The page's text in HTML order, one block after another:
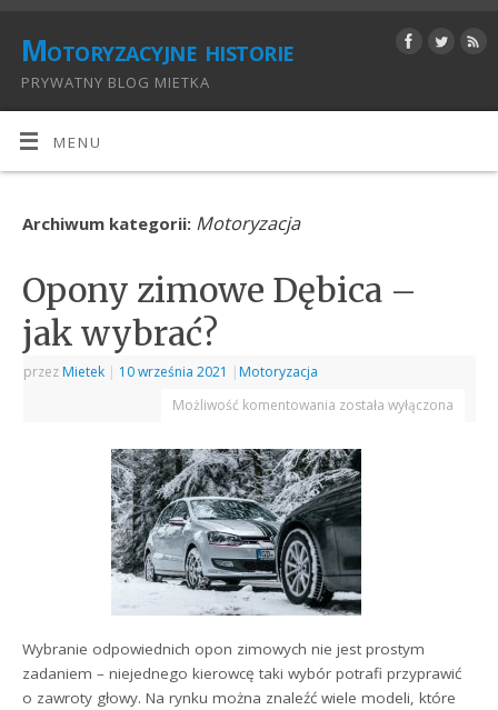
Motoryzacyjne historie
PRYWATNY BLOG MIETKA
MENU
Archiwum kategorii: Motoryzacja
Opony zimowe Dębica –
jak wybrać?
przez Mietek | 10 września 2021 | Motoryzacja
Możliwość komentowania została wyłączona
Wybranie odpowiednich opon zimowych nie jest prostym
zadaniem – niejednego kierowcę taki wybór potrafi przyprawić
o zawroty głowy. Na rynku można znaleźć wiele modeli, które